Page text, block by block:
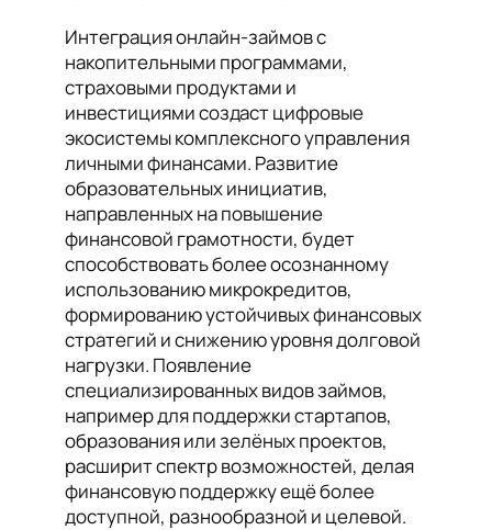
Интеграция онлайн-займов с
накопительными программами,
страховыми продуктами и
инвестициями создаст цифровые
экосистемы комплексного управления
личными финансами. Развитие
образовательных инициатив,
направленных на повышение
финансовой грамотности, будет
способствовать более осознанному
использованию микрокредитов,
формированию устойчивых финансовых
стратегий и снижению уровня долговой
нагрузки. Появление
специализированных видов займов,
например для поддержки стартапов,
образования или зелёных проектов,
расширит спектр возможностей, делая
финансовую поддержку ещё более
доступной, разнообразной и целевой.